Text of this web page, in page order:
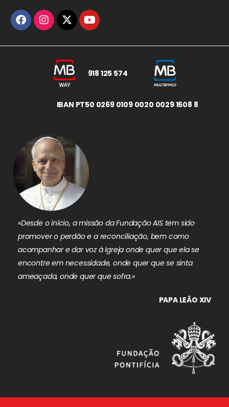
918 125 574
IBAN PT50 0269 0109 0020 0029 1608 8
«Desde o início, a missão da Fundação AIS tem sido
promover o perdão e a reconciliação, bem como
acompanhar e dar voz à Igreja onde quer que ela se
encontre em necessidade, onde quer que se sinta
ameaçada, onde quer que sofra.»
PAPA LEÃO XIV